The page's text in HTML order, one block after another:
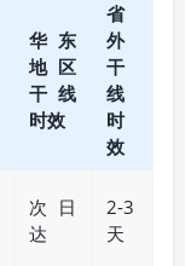
华东
地区
干线
时效
省
外
干
线
时
效
次日
达
2-3
天